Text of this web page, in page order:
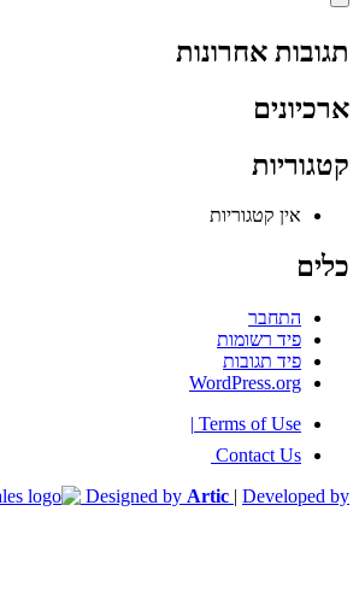
תגובות אחרונות
ארכיונים
קטגוריות
אין קטגוריות
כלים
התחבר
פיד רשומות
פיד תגובות
WordPress.org
Terms of Use
|
Contact Us
Designed by Artic | Developed by